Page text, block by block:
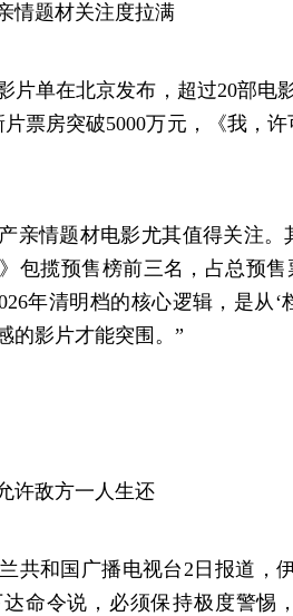
情题材关注度拉满
片单在北京发布，超过20部电
票房突破5000万元，《我，
亲情题材电影尤其值得关注
包揽预售榜前三名，占总预
年清明档的核心逻辑，是从‘
的影片才能突围。”
许敌方一人生还
共和国广播电视台2日报道，
命令说，必须保持极度警惕